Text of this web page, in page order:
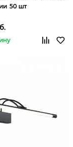
50 шт